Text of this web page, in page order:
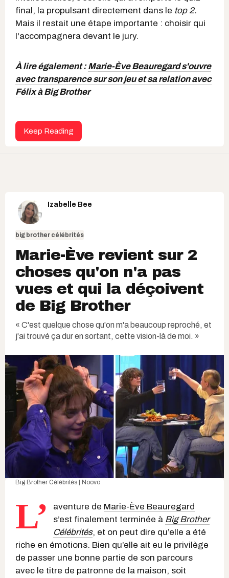
final, la propulsant directement dans le top 2.
Mais il restait une étape importante : choisir qui
l'accompagnera devant le jury.
À lire également :Marie-Ève Beauregard s'ouvre
avec transparence sur son jeu et sa relation avec
Félix à Big Brother
Keep Reading
Izabelle Bee
big brother célébrités
Marie-Ève revient sur 2
choses qu'on n'a pas
vues et qui la déçoivent
de Big Brother
« C'est quelque chose qu'on m'a beaucoup reproché, et
j'ai trouvé ça dur en sortant, cette vision-là de moi. »
Big Brother Célébrités | Noovo
L’ aventure de Marie-Ève Beauregard
s’est finalement terminée à Big Brother
Célébrités, et on peut dire qu’elle a été
riche en émotions. Bien qu’elle ait eu le privilège
de passer une bonne partie de son parcours
avec le titre de patronne de la maison, soit